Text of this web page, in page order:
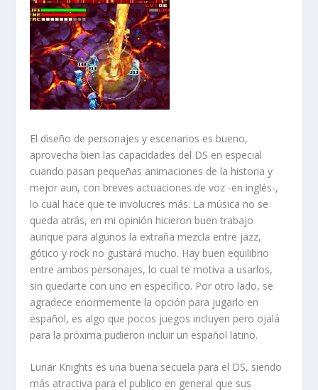
El diseño de personajes y escenarios es bueno,
aprovecha bien las capacidades del DS en especial
cuando pasan pequeñas animaciones de la historia y
mejor aun, con breves actuaciones de voz -en inglés-,
lo cual hace que te involucres más. La música no se
queda atrás, en mi opinión hicieron buen trabajo
aunque para algunos la extraña mezcla entre jazz,
gótico y rock no gustará mucho. Hay buen equilibrio
entre ambos personajes, lo cual te motiva a usarlos,
sin quedarte con uno en específico. Por otro lado, se
agradece enormemente la opción para jugarlo en
español, es algo que pocos juegos incluyen pero ojalá
para la próxima pudieron incluir un español latino.
Lunar Knights es una buena secuela para el DS, siendo
más atractiva para el publico en general que sus